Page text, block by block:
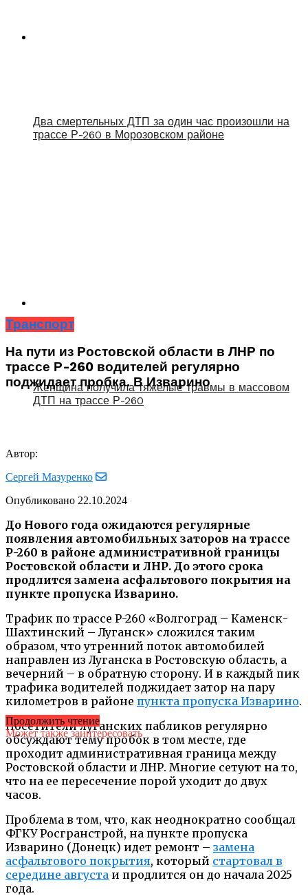
Два смертельных ДТП за один час произошли на
трассе Р-260 в Морозовском районе
Женщина получила тяжелые травмы в массовом
ДТП на трассе Р-260
Транспорт
На пути из Ростовской области в ЛНР по
трассе Р-260 водителей регулярно
поджидает пробка. В Изварино
Автор:
Сергей Мазуренко
Опубликовано 22.10.2024
До Нового года ожидаются регулярные
появления автомобильных заторов на трассе
Р-260 в районе административной границы
Ростовской области и ЛНР. До этого срока
продлится замена асфальтового покрытия на
пункте пропуска Изварино.
Трафик по трассе Р-260 «Волгоград – Каменск-
Шахтинский – Луганск» сложился таким
образом, что утренний поток автомобилей
направлен из Луганска в Ростовскую область, а
вечерний – в обратную сторону. И в каждый пик
трафика водителей поджидает затор на пару
километров в районе пункта пропуска Изварино.
Посетители луганских пабликов регулярно
обсуждают тему пробок в том месте, где
проходит административная граница между
Ростовской области и ЛНР. Многие сетуют на то,
что на ее пересечение порой уходит до двух
часов.
Проблема в том, что, как неоднократно сообщал
ФГКУ Росгранстрой, на пункте пропуска
Изварино (Донецк) идет ремонт – замена
асфальтового покрытия, который стартовал в
середине августа и продлится он до начала 2025
года.
Продолжить чтение
Может также заинтересовать